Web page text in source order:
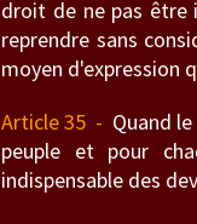
droit de ne pas être
reprendre sans
moyen d'expression
Article 35 - Quand
peuple et pour
indispensable des